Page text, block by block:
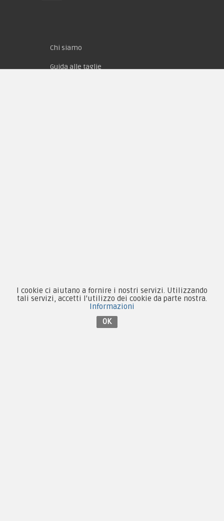
Chi siamo
Guida alle taglie
I cookie ci aiutano a fornire i nostri servizi. Utilizzando
tali servizi, accetti l'utilizzo dei cookie da parte nostra.
Informazioni
OK